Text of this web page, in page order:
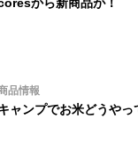
から新商品が！
品情報
ャンプでお米どうやっ